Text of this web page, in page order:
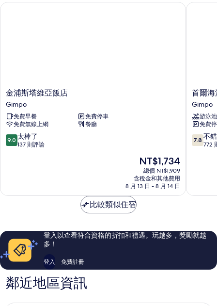
有
間
金
浦
斯
塔
維
亞
飯
金浦斯塔維亞飯店
Gimpo
免費早餐
免費停車
免費無線上網
餐廳
9.0
分，
棒
評
論
9.0 太棒了
137 則評論
現
在
價
格
為
NT$1,734
總價 NT$1,909
含稅金和其他費用
8 月 13 日 - 8 月 14 日
金浦斯塔維亞飯店
首
爾
海
濱
灣
飯
店
首爾海
Gimpo
游泳池
免費
7.8
分，
錯
評
論
7.8 不
772
首爾海
比較類似住宿
登入以查看符合資格的折扣和禮遇。玩越多，獎勵就越
多！
登入 免費註冊
鄰近地區資訊